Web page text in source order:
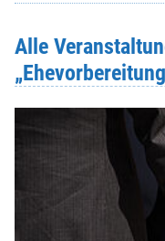
Alle